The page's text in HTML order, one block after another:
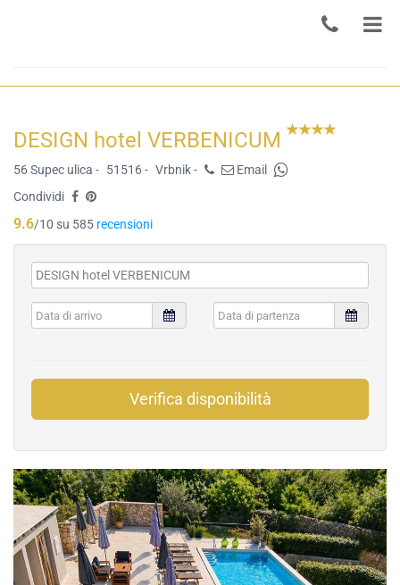
DESIGN hotel VERBENICUM
56 Supec ulica - 51516 - Vrbnik -
Email
Condividi
9.6/10 su 585 recensioni
Verifica disponibilità